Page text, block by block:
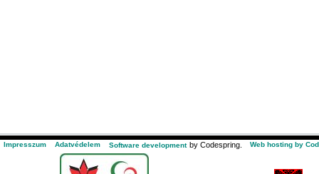
Impresszum Adatvédelem Software development by Codespring. Web hosting by